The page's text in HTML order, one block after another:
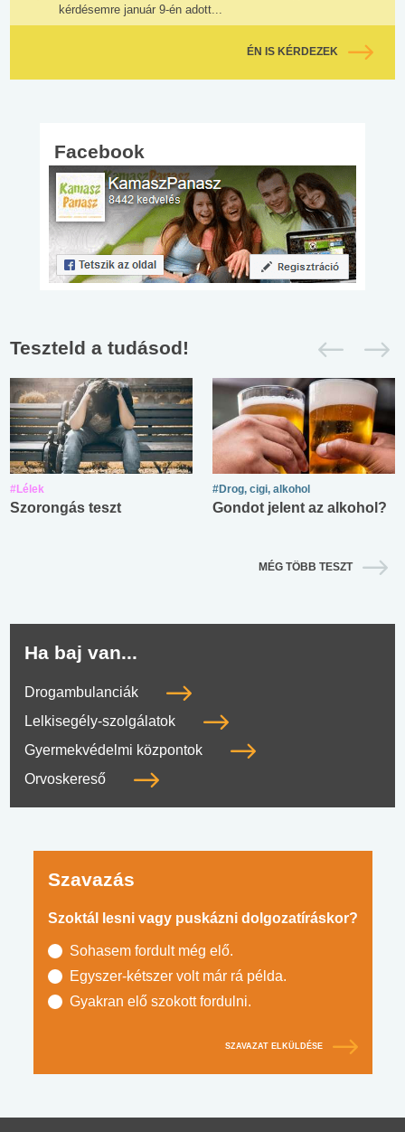
kérdésemre január 9-én adott...
ÉN IS KÉRDEZEK
Facebook
Teszteld a tudásod!
#Lélek
Szorongás teszt
#Drog, cigi, alkohol
Gondot jelent az alkohol?
MÉG TÖBB TESZT
Ha baj van...
Drogambulanciák
Lelkisegély-szolgálatok
Gyermekvédelmi központok
Orvoskereső
Szavazás
Szoktál lesni vagy puskázni dolgozatíráskor?
Sohasem fordult még elő.
Egyszer-kétszer volt már rá példa.
Gyakran elő szokott fordulni.
SZAVAZAT ELKÜLDÉSE